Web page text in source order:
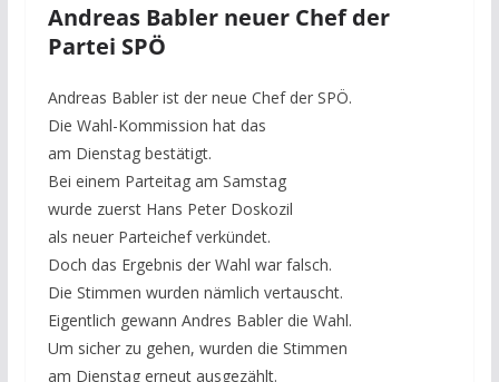
Andreas Babler neuer Chef der
Partei SPÖ
Andreas Babler ist der neue Chef der SPÖ.
Die Wahl-Kommission hat das
am Dienstag bestätigt.
Bei einem Parteitag am Samstag
wurde zuerst Hans Peter Doskozil
als neuer Parteichef verkündet.
Doch das Ergebnis der Wahl war falsch.
Die Stimmen wurden nämlich vertauscht.
Eigentlich gewann Andres Babler die Wahl.
Um sicher zu gehen, wurden die Stimmen
am Dienstag erneut ausgezählt.